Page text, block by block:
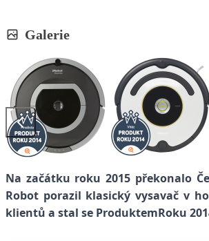
Galerie
Na začátku roku 2015 překonalo
Robot porazil klasický vysavač v
klientů a stal se ProduktemRoku